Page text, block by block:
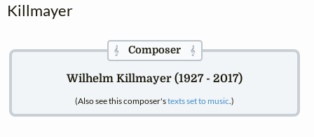
Killmayer
𝄞Composer 𝄞
Wilhelm Killmayer (1927 - 2017)
(Also see this composer'stexts set to music.)